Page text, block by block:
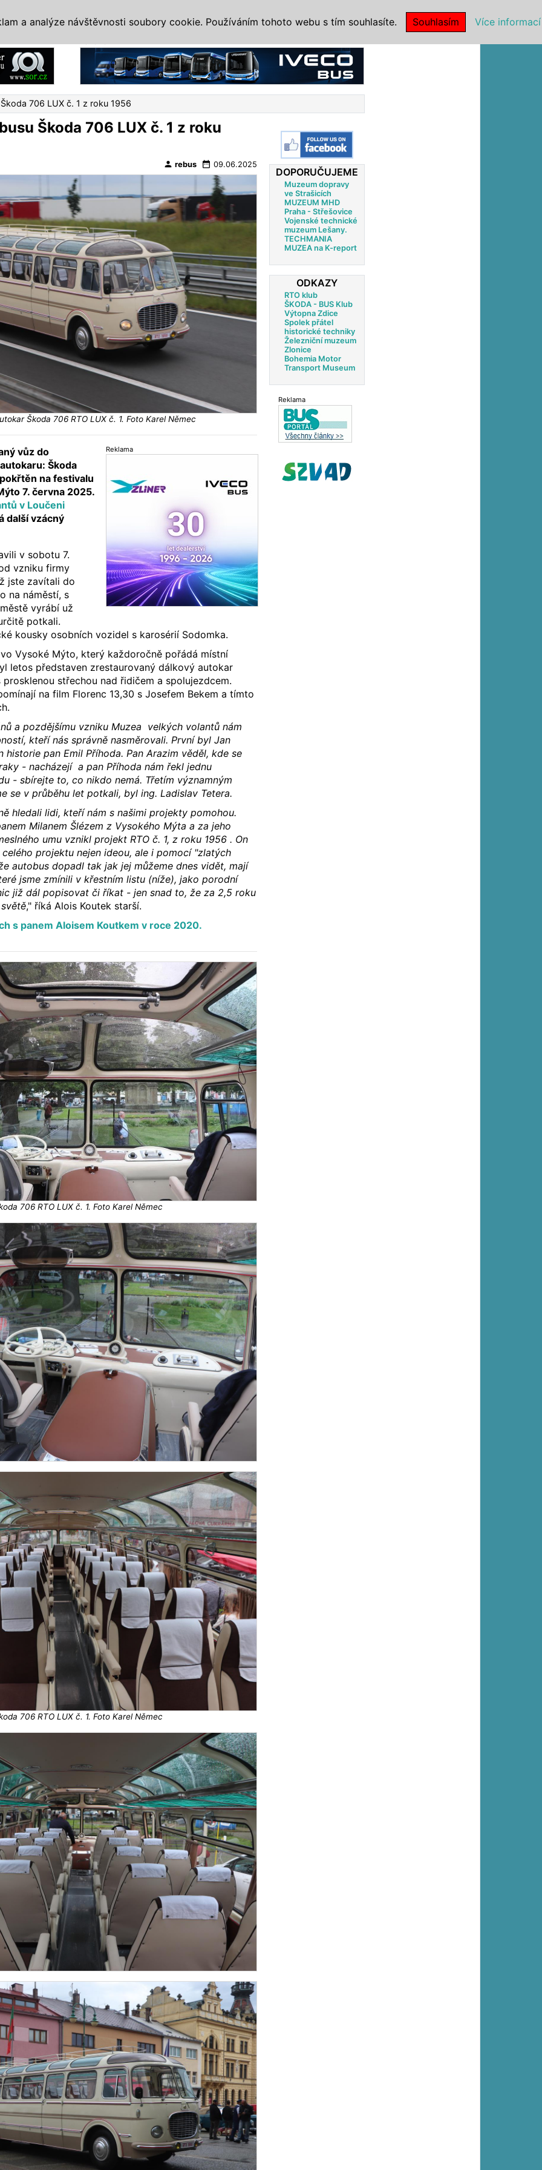
706 LUX č. 1 z roku 1956
Škoda 706 LUX č. 1 z roku
person rebus date_range 09.06.2025
Škoda 706 RTO LUX č. 1. Foto Karel Němec
Reklama
vůz do
Škoda
na festivalu
7. června 2025.
v Loučeni
další vzácný
v sobotu 7.
vzniku firmy
jste zavítali do
na náměstí, s
vyrábí už
potkali.
kousky osobních vozidel s karosérií Sodomka.
Vysoké Mýto, který každoročně pořádá místní
letos představen zrestaurovaný dálkový autokar
prosklenou střechou nad řidičem a spolujezdcem.
na film Florenc 13,30 s Josefem Bekem a tímto
a pozdějšímu vzniku Muzea velkých volantů nám
kteří nás správně nasměrovali. První byl Jan
historie pan Emil Příhoda. Pan Arazim věděl, kde se
- nacházejí a pan Příhoda nám řekl jednu
- sbírejte to, co nikdo nemá. Třetím významným
se v průběhu let potkali, byl ing. Ladislav Tetera.
hledali lidi, kteří nám s našimi projekty pomohou.
Milanem Šlézem z Vysokého Mýta a za jeho
umu vznikl projekt RTO č. 1, z roku 1956 . On
projektu nejen ideou, ale i pomocí "zlatých
autobus dopadl tak jak jej můžeme dnes vidět, mají
jsme zmínili v křestním listu (níže), jako porodní
již dál popisovat či říkat - jen snad to, že za 2,5 roku
," říká Alois Koutek starší.
s panem Aloisem Koutkem v roce 2020.
706 RTO LUX č. 1. Foto Karel Němec
706 RTO LUX č. 1. Foto Karel Němec
DOPORUČUJEME
Muzeum dopravy
ve Strašicích
MUZEUM MHD
Praha - Střešovice
Vojenské technické
muzeum Lešany.
TECHMANIA
MUZEA na K-report
ODKAZY
RTO klub
ŠKODA - BUS Klub
Výtopna Zdice
Spolek přátel
historické techniky
Železniční muzeum
Zlonice
Bohemia Motor
Transport Museum
Reklama
a analýze návštěvnosti soubory cookie. Používáním tohoto webu s tím souhlasíte. Souhlasím Více informací